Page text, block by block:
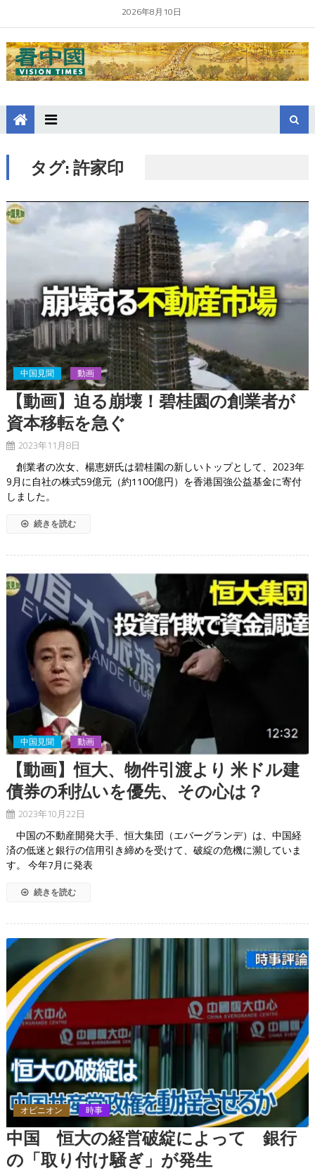
2026年8月10日
タグ:許家印
中国見聞 動画
【動画】迫る崩壊！碧桂園の創業者が
資本移転を急ぐ
2023年11月8日
創業者の次女、楊恵妍氏は碧桂園の新しいトップとして、2023年
9月に自社の株式59億元（約1100億円）を香港国強公益基金に寄付
しました。
続きを読む
中国見聞 動画
【動画】恒大、物件引渡より 米ドル建
債券の利払いを優先、その心は？
2023年10月22日
中国の不動産開発大手、恒大集団（エバーグランデ）は、中国経
済の低迷と銀行の信用引き締めを受けて、破綻の危機に瀕していま
す。 今年7月に発表
続きを読む
オピニオン 時事
中国 恒大の経営破綻によって 銀行
の「取り付け騒ぎ」が発生